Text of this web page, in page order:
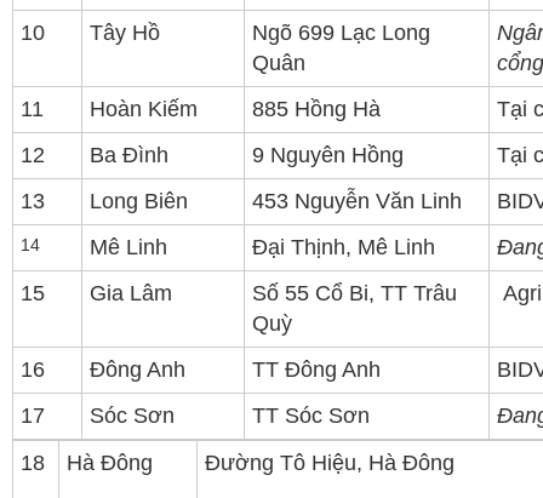
10
Tây Hồ
Ngõ 699 Lạc Long
Quân
cổng
11
Hoàn Kiếm 885 Hồng Hà
Tại
12
Ba Đình 9 Nguyên Hồng
Tại
13
Long Biên 453 Nguyễn Văn Linh
14 Mê Linh Đại Thịnh, Mê Linh
15
Gia Lâm
Số 55 Cổ Bi, TT Trâu
Quỳ
16 Đông Anh TT Đông Anh
17
Sóc Sơn TT Sóc Sơn
18
Hà Đông Đường Tô Hiệu, Hà Đông